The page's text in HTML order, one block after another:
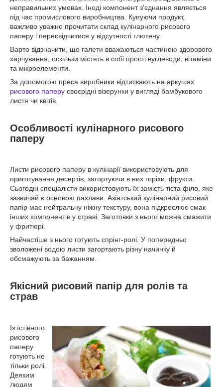
неправильних умовах. Іноді компонент з'єднання являється
під час промислового виробництва. Купуючи продукт,
важливо уважно прочитати склад кулінарного рисового
паперу і пересвідчитися у відсутності глютену.
Варто відзначити, що галети вважаються частиною здорового
харчування, оскільки містять в собі прості вуглеводи, вітаміни
та мікроелементи.
За допомогою преса виробники відтискають на аркушах
рисового паперу своєрідні візерунки у вигляді бамбукового
листя чи квітів.
Особливості кулінарного рисового
паперу
Листи рисового паперу в кулінарії використовують для
приготування десертів, загортуючи в них горіхи, фрукти.
Сьогодні спеціалісти використовують їх замість тіста філо, яке
зазвичай є основою пахлави. Азіатський кулінарний рисовий
папір має нейтральну ніжну текстуру, вона підкреслює смак
інших компонентів у страві. Заготовки з нього можна смажити
у фритюрі.
Найчастіше з нього готують спрінг-ролі. У попередньо
зволожені водою листи загортають різну начинку й
обсмажують за бажанням.
Якісний рисовий папір для ролів та
страв
Із їстівного
рисового
паперу
готують не
тільки ролі.
Деяким
людям